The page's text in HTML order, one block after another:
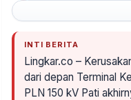
INTI BERITA
Lingkar.co –
dari depan Terminal
PLN 150 kV Pati